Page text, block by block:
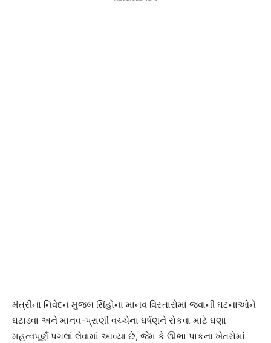
મંત્રીના નિવેદન મુજબ સિંહોના માનવ વિસ્તારોમાં જવાની ઘટનાઓને
ઘટાડવા અને માનવ-પ્રાણી વચ્ચેના ઘર્ષણને રોકવા માટે ઘણા
મહત્વપૂર્ણ પગલાં લેવામાં આવ્યા છે, જેમ કે ઊભા પાકના ખેતરોમાં